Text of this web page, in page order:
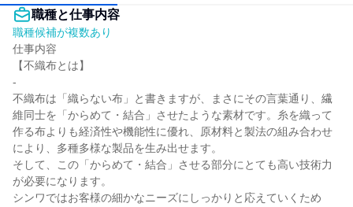
職種と仕事内容
職種候補が複数あり
仕事内容
【不織布とは】
-
不織布は「織らない布」と書きますが、まさにその言葉通り、繊
維同士を「からめて・結合」させたような素材です。糸を織って
作る布よりも経済性や機能性に優れ、原材料と製法の組み合わせ
により、多種多様な製品を生み出せます。
そして、この「からめて・結合」させる部分にとても高い技術力
が必要になります。
シンワではお客様の細かなニーズにしっかりと応えていくため